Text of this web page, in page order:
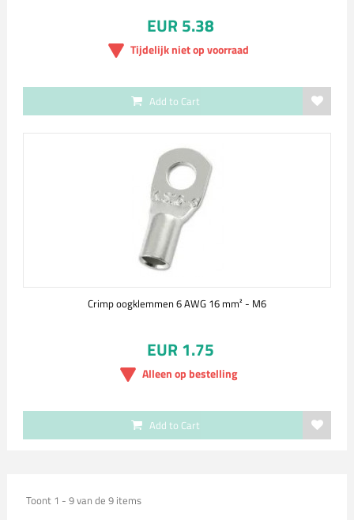
EUR 5.38
Tijdelijk niet op voorraad
Add to Cart
Crimp oogklemmen 6 AWG 16 mm² - M6
EUR 1.75
Alleen op bestelling
Add to Cart
Toont 1 - 9 van de 9 items